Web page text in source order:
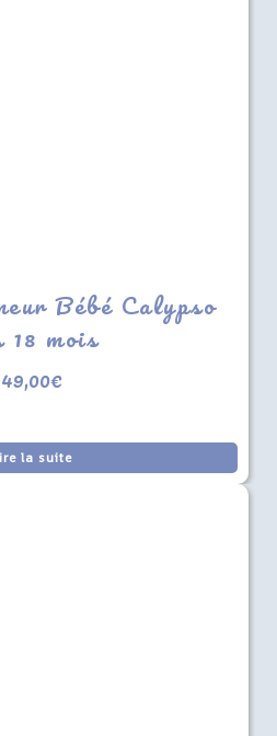
Bébé Calypso
18 mois
49,00€
la suite